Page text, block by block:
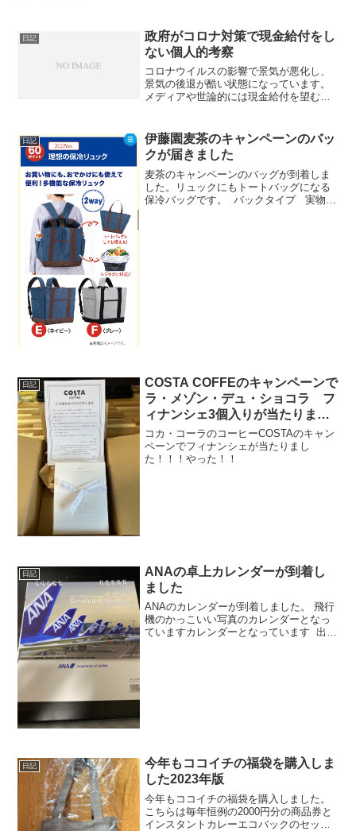
日記
政府がコロナ対策で現金給付をし
ない個人的考察
コロナウイルスの影響で景気が悪化し、
景気の後退が酷い状態になっています。
メディアや世論的には現金給付を望む声
貯蓄に回るとかそういう理由ではなく、
2008年の定額給付金と...
日記
伊藤園麦茶のキャンペーンのバッ
クが届きました
麦茶のキャンペーンのバッグが到着しま
した。リュックにもトートバッグになる
保冷バッグです。 バックタイプ 実物は
日記
COSTA COFFEのキャンペーンで
ラ・メゾン・デュ・ショコラ フ
ィナンシェ3個入りが当たりまし
た！
コカ・コーラのコーヒーCOSTAのキャン
ペーンでフィナンシェが当たりまし
た！！！やった！！
日記
ANAの卓上カレンダーが到着し
ました
ANAのカレンダーが到着しました。 飛行
機のかっこいい写真のカレンダーとなっ
ていますカレンダーとなっています 出張
日記
今年もココイチの福袋を購入しま
した2023年版
今年もココイチの福袋を購入しました。
こちらは毎年恒例の2000円分の商品券と
インスタントカレーエコバックのセット